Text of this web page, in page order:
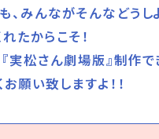
、みんながそんなどうし
たからこそ！
実松さん劇場版』制作で
願い致しますよ！！